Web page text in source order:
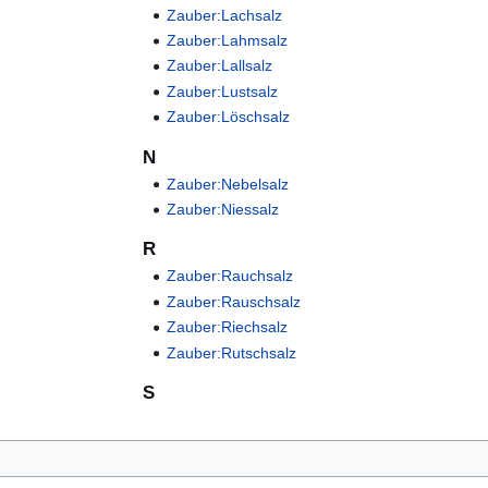
Zauber:Lachsalz
Zauber:Lahmsalz
Zauber:Lallsalz
Zauber:Lustsalz
Zauber:Löschsalz
N
Zauber:Nebelsalz
Zauber:Niessalz
R
Zauber:Rauchsalz
Zauber:Rauschsalz
Zauber:Riechsalz
Zauber:Rutschsalz
S